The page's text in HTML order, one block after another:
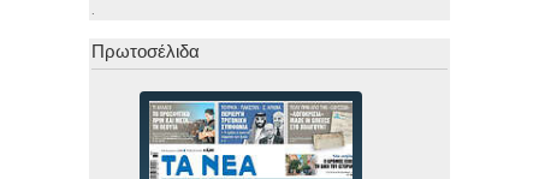
.
Πρωτοσέλιδα